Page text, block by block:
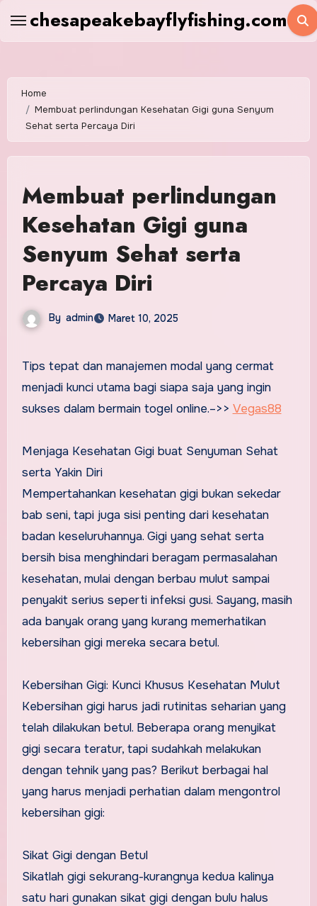
chesapeakebayflyfishing.com
Home
Membuat perlindungan Kesehatan Gigi guna Senyum
Sehat serta Percaya Diri
Membuat perlindungan
Kesehatan Gigi guna
Senyum Sehat serta
Percaya Diri
By admin Maret 10, 2025
Tips tepat dan manajemen modal yang cermat
menjadi kunci utama bagi siapa saja yang ingin
sukses dalam bermain togel online.–>> Vegas88
Menjaga Kesehatan Gigi buat Senyuman Sehat
serta Yakin Diri
Mempertahankan kesehatan gigi bukan sekedar
bab seni, tapi juga sisi penting dari kesehatan
badan keseluruhannya. Gigi yang sehat serta
bersih bisa menghindari beragam permasalahan
kesehatan, mulai dengan berbau mulut sampai
penyakit serius seperti infeksi gusi. Sayang, masih
ada banyak orang yang kurang memerhatikan
kebersihan gigi mereka secara betul.
Kebersihan Gigi: Kunci Khusus Kesehatan Mulut
Kebersihan gigi harus jadi rutinitas seharian yang
telah dilakukan betul. Beberapa orang menyikat
gigi secara teratur, tapi sudahkah melakukan
dengan tehnik yang pas? Berikut berbagai hal
yang harus menjadi perhatian dalam mengontrol
kebersihan gigi:
Sikat Gigi dengan Betul
Sikatlah gigi sekurang-kurangnya kedua kalinya
satu hari gunakan sikat gigi dengan bulu halus